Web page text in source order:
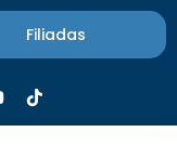
Filiadas